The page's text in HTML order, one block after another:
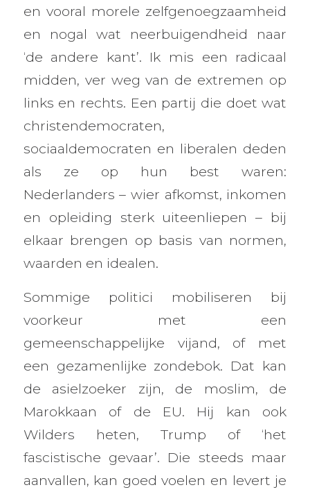
en vooral morele zelfgenoegzaamheid
en nogal wat neerbuigendheid naar
‘de andere kant’. Ik mis een radicaal
midden, ver weg van de extremen op
links en rechts. Een partij die doet wat
christendemocraten,
sociaaldemocraten en liberalen deden
als ze op hun best waren:
Nederlanders – wier afkomst, inkomen
en opleiding sterk uiteenliepen – bij
elkaar brengen op basis van normen,
waarden en idealen.
Sommige politici mobiliseren bij
voorkeur met een
gemeenschappelijke vijand, of met
een gezamenlijke zondebok. Dat kan
de asielzoeker zijn, de moslim, de
Marokkaan of de EU. Hij kan ook
Wilders heten, Trump of ‘het
fascistische gevaar’. Die steeds maar
aanvallen, kan goed voelen en levert je